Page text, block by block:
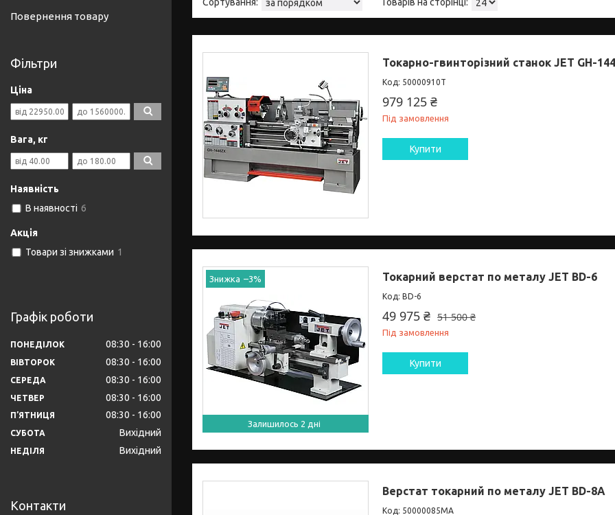
Токарно-гвинторізний станок JET GH-
50000910T
979 125 ₴
Під замовлення
Купити
–3%
Залишилось 2 дні
Токарний верстат по металу JET BD-6
BD-6
51 500 ₴
49 975 ₴
Під замовлення
Купити
Верстат токарний по металу JET BD-8A
50000085MA
Повернення товару
Фільтри
Ціна
Вага, кг
Наявність
В наявності 6
Акція
Товари зі знижками 1
Графік роботи
ПОНЕДІЛОК 08:30 16:00
ВІВТОРОК 08:30 16:00
СЕРЕДА 08:30 16:00
ЧЕТВЕР 08:30 16:00
ПʼЯТНИЦЯ 08:30 16:00
СУБОТА Вихідний
НЕДІЛЯ Вихідний
Контакти